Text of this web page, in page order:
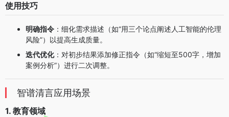
使用技巧
明确指令 ：细化需求描述（如“用三个论点阐述人工智能的伦理
风险”）以提高生成质量。
迭代优化：对初步结果添加修正指令（如“缩短至500字，增加
案例分析”）进行二次调整。
智谱清言应用场景
1. 教育领域